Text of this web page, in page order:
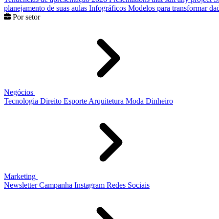
planejamento de suas aulas Infográficos Modelos para transformar
Por setor
Negócios
Tecnologia Direito Esporte Arquitetura Moda Dinheiro
Marketing
Newsletter Campanha Instagram Redes Sociais